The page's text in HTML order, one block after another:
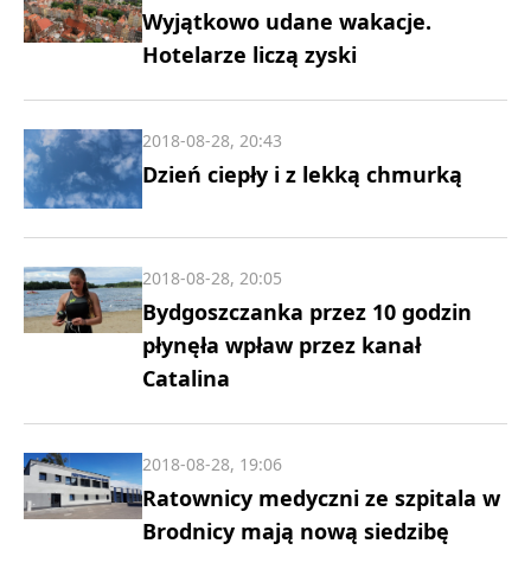
Wyjątkowo udane wakacje.
Hotelarze liczą zyski
Dzień ciepły i z lekką chmurką
2018-08-28, 20:43
Bydgoszczanka przez 10 godzin
płynęła wpław przez kanał
Catalina
2018-08-28, 20:05
Ratownicy medyczni ze szpitala w
Brodnicy mają nową siedzibę
2018-08-28, 19:06